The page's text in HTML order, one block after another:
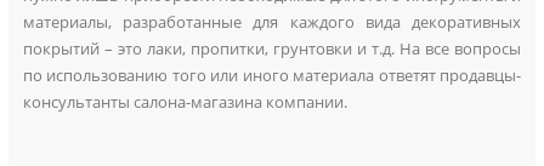
материалы, разработанные для каждого вида декоративных
покрытий – это лаки, пропитки, грунтовки и т.д. На все вопросы
по использованию того или иного материала ответят продавцы-
консультанты салона-магазина компании.